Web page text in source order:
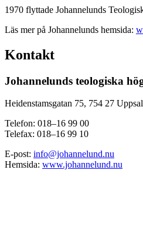
1970 flyttade Johannelunds
Läs mer på Johannelunds hemsida:
Kontakt
Johannelunds teologiska
Heidenstamsgatan 75, 754 27
Telefon: 018–16 99 00
Telefax: 018–16 99 10
E-post: info@johannelund.nu
Hemsida: www.johannelund.nu